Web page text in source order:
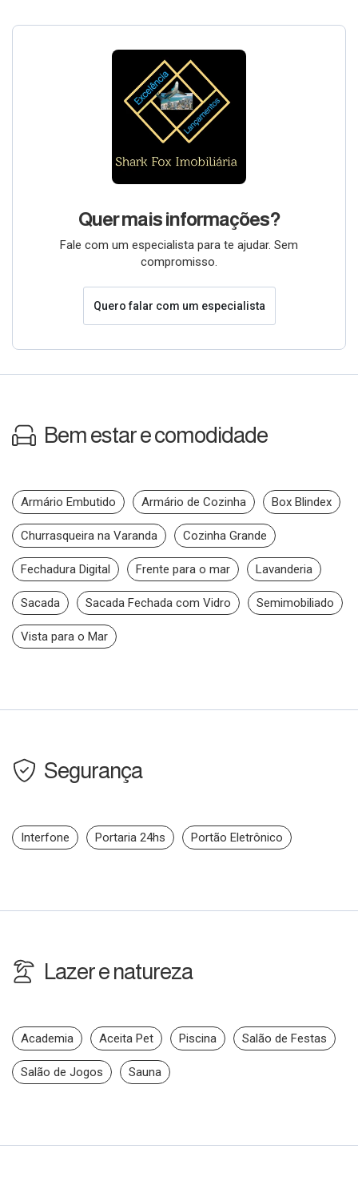
Quer mais informações?
Fale com um especialista para te ajudar. Sem
compromisso.
Quero falar com um especialista
Bem estar e comodidade
Armário Embutido Armário de Cozinha Box Blindex
Churrasqueira na Varanda Cozinha Grande
Fechadura Digital Frente para o mar Lavanderia
Sacada Sacada Fechada com Vidro Semimobiliado
Vista para o Mar
Segurança
Interfone Portaria 24hs Portão Eletrônico
Lazer e natureza
Academia Aceita Pet Piscina Salão de Festas
Salão de Jogos Sauna